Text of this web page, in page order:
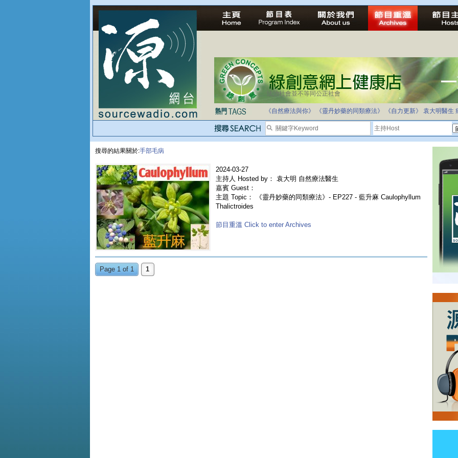
法治社會並不等同公正社會
《自然療法與你》 《靈丹妙藥的同類療法》 《自力更新》 袁大明醫生
搜尋的結果關於:手部毛病
2024-03-27
主持人 Hosted by： 袁大明 自然療法醫生
嘉賓 Guest：
主題 Topic： 《靈丹妙藥的同類療法》- EP227 - 藍升麻 Caulophyllum
Thalictroides
節目重溫 Click to enter Archives
Page 1 of 1 1